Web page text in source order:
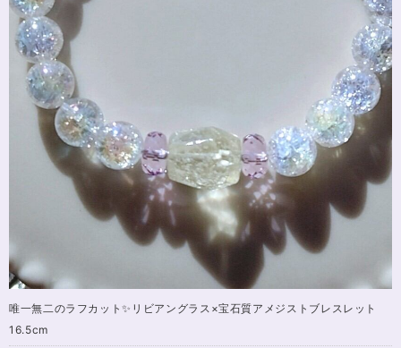
唯一無二のラフカット✨リビアングラス×宝石質アメジストブレスレット
16.5cm